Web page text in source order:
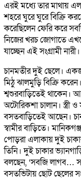
এরই মধ্যে তার মাথায়
শহরে ঘুরে ঘুরে বিক্রি
করেছিলেন ফেরি করে
নিজের খরচ জোগাতে
যাচ্ছেন এই সংগ্রামী নারী।
চানমতীর দুই ছেলে।
মিঠু ঝালমুড়ি বিক্রি
শ্বশুরবাড়িতেই থাকেন।
অটোরিকশা চালান। স্ত্রী
বসতবাড়িতেই আছেন।
স্বামীর বাড়িতে।
পোড়রা এলাকায় দুই
তিনি। দুই চাকার
বলছেন, ‘সবজি লাগব…
বসতভিটায় ছোট ছেলের